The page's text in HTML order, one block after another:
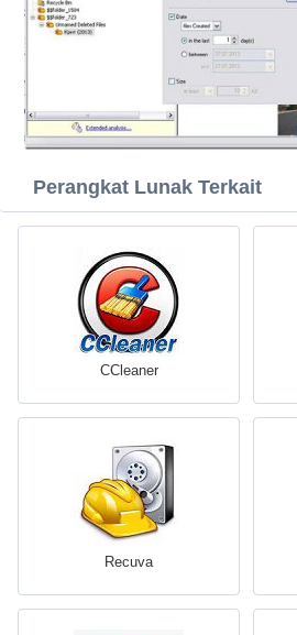
Perangkat Lunak Terkait
CCleaner
Recuva